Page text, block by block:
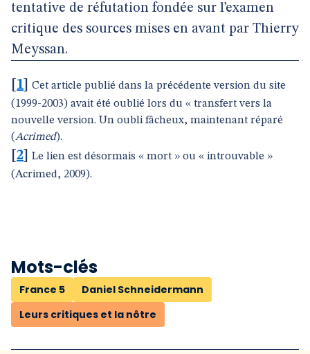
tentative de réfutation fondée sur l’examen
critique des sources mises en avant par Thierry
Meyssan.
1
Cet article publié dans la précédente version du site
(1999-2003) avait été oublié lors du « transfert vers la
nouvelle version. Un oubli fâcheux, maintenant réparé
(Acrimed).
2
Le lien est désormais « mort » ou « introuvable »
(Acrimed, 2009).
Mots-clés
France 5
Daniel Schneidermann
Leurs critiques et la nôtre